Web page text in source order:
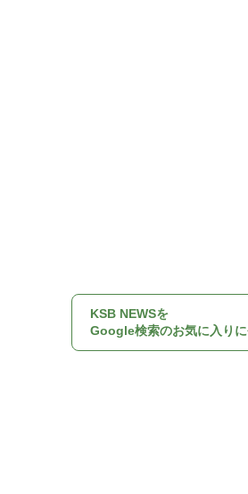
KSB NEWSを
Google検索のお気に入り